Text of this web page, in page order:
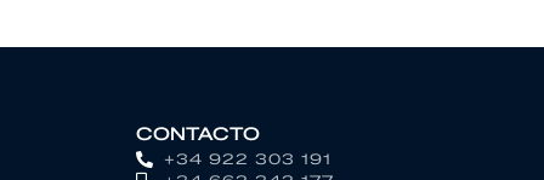
CONTACTO
+34 922 303 191